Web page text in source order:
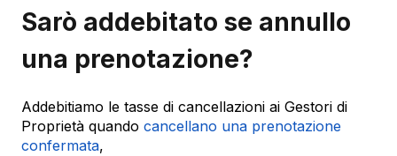
Sarò addebitato se annullo
una prenotazione?
Addebitiamo le tasse di cancellazioni ai Gestori di
Proprietà quando cancellano una prenotazione
confermata,